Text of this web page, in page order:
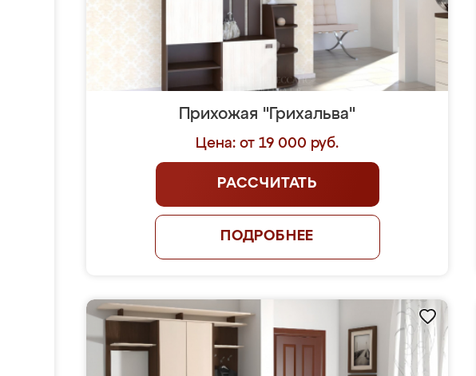
Прихожая "Грихальва"
Цена: от 19 000 руб.
РАССЧИТАТЬ
ПОДРОБНЕЕ